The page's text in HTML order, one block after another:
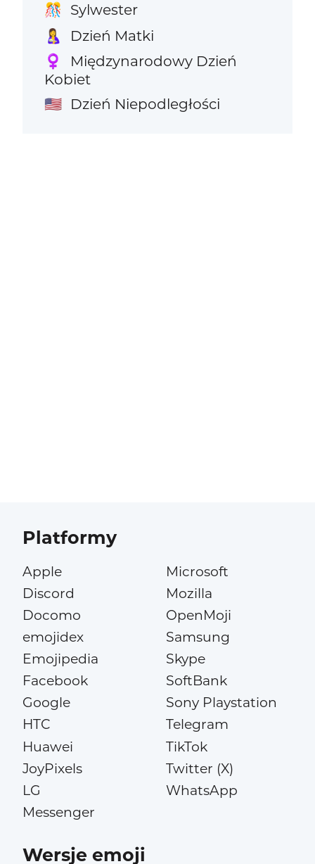
🎊 Sylwester
🤱 Dzień Matki
♀️
Międzynarodowy Dzień
Kobiet
🇺🇸 Dzień Niepodległości
Platformy
Apple
Discord
Docomo
emojidex
Emojipedia
Facebook
Google
HTC
Huawei
JoyPixels
LG
Messenger
Microsoft
Mozilla
OpenMoji
Samsung
Skype
SoftBank
Sony Playstation
Telegram
TikTok
Twitter (X)
WhatsApp
Wersje emoji